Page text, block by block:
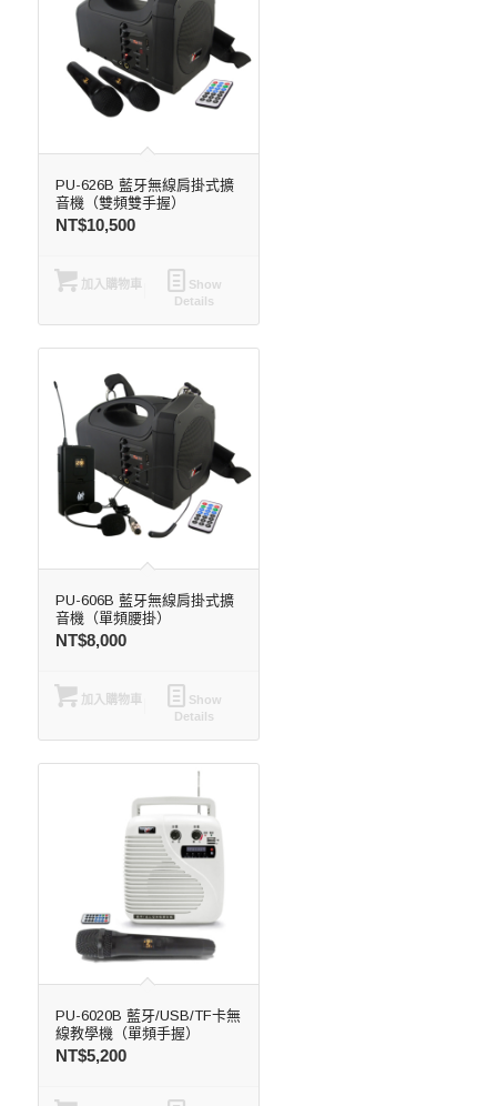
PU-626B 藍牙無線肩掛式擴
音機（雙頻雙手握）
NT$10,500
加入購物車
Show
Details
PU-606B 藍牙無線肩掛式擴
音機（單頻腰掛）
NT$8,000
加入購物車
Show
Details
PU-6020B 藍牙/USB/TF卡無
線教學機（單頻手握）
NT$5,200